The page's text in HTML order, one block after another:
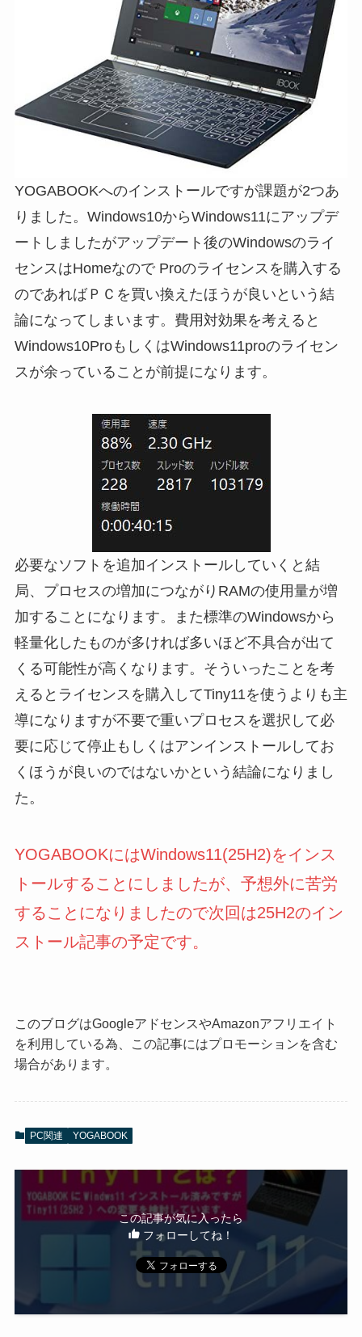
YOGABOOKへのインストールですが課題が2つあ
りました。Windows10からWindows11にアップデ
ートしましたがアップデート後のWindowsのライ
センスはHomeなので Proのライセンスを購入する
のであればＰＣを買い換えたほうが良いという結
論になってしまいます。費用対効果を考えると
Windows10ProもしくはWindows11proのライセン
スが余っていることが前提になります。
必要なソフトを追加インストールしていくと結
局、プロセスの増加につながりRAMの使用量が増
加することになります。また標準のWindowsから
軽量化したものが多ければ多いほど不具合が出て
くる可能性が高くなります。そういったことを考
えるとライセンスを購入してTiny11を使うよりも主
導になりますが不要で重いプロセスを選択して必
要に応じて停止もしくはアンインストールしてお
くほうが良いのではないかという結論になりまし
た。
YOGABOOKにはWindows11(25H2)をインス
トールすることにしましたが、予想外に苦労
することになりましたので次回は25H2のイン
ストール記事の予定です。
このブログはGoogleアドセンスやAmazonアフリエイト
を利用している為、この記事にはプロモーションを含む
場合があります。
PC関連 YOGABOOK
この記事が気に入ったら
フォローしてね！